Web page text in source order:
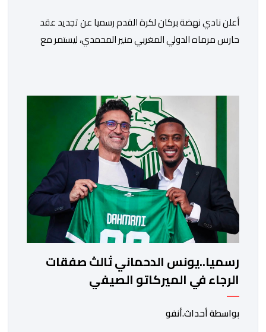
​أعلن نادي نهضة بركان لكرة القدم رسميا عن تجديد عقد
حارس مرماه الدولي المغربي منير المحمدي، ليستمر مع
الاجتماعي، مصحوبا بعبارة “الرحلة مستمرة”، في إشارة إلى
رغبة الإدارة في الحفاظ على ركائز الفريق والتعزيز من
استقراره الفني […]
رسميا..يونس الدحماني ثالث صفقات
الرجاء في الميركاتو الصيفي
بواسطة أحداث.أنفو